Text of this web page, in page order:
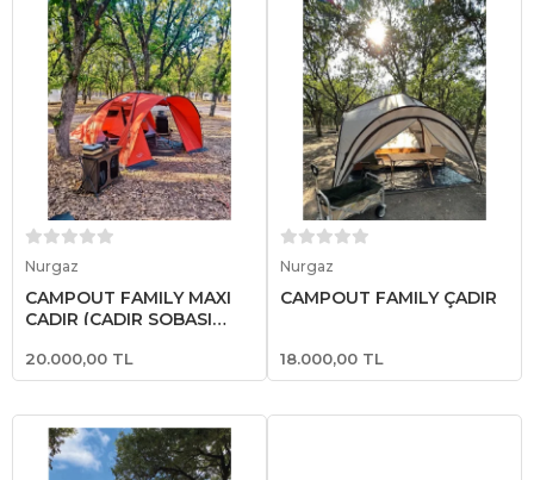
Nurgaz
CAMPOUT FAMILY MAXI
ÇADIR (ÇADIR SOBASI
20.000,00 TL
Nurgaz
CAMPOUT FAMILY ÇADIR
18.000,00 TL